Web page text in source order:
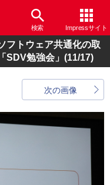
検索 Impressサイト
フトウェア共通化の取
SDV勉強会」 (11/17)
次の画像